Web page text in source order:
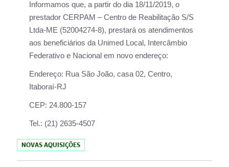
Informamos que, a partir do dia 18/11/2019, o
prestador CERPAM – Centro de Reabilitação S/S
Ltda-ME (52004274-8), prestará os atendimentos
aos beneficiários da Unimed Local, Intercâmbio
Federativo e Nacional em novo endereço:
Endereço: Rua São João, casa 02, Centro,
Itaboraí-RJ
CEP: 24.800-157
Tel.: (21) 2635-4507
NOVAS AQUISIÇÕES